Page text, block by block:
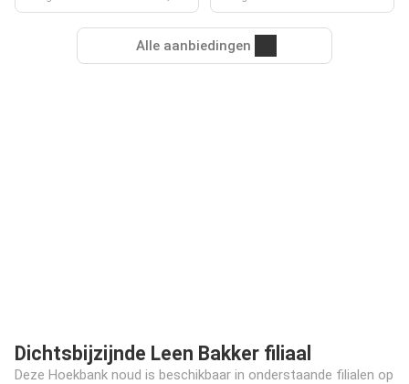
Alle aanbiedingen
Dichtsbijzijnde Leen Bakker filiaal
Deze Hoekbank noud is beschikbaar in onderstaande filialen op